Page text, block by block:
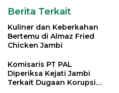
Berita Terkait
Kuliner dan Keberkahan
Bertemu di Almaz Fried
Chicken Jambi
Komisaris PT PAL
Diperiksa Kejati Jambi
Terkait Dugaan Korupsi